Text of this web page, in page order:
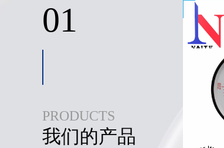
01
PRODUCTS
我们的产品